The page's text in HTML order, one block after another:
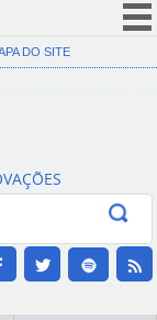
(COVID-19)
Canais
DO SITE